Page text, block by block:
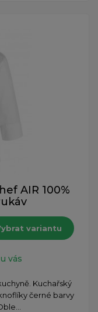
AIR 100%
variantu
vás
Kuchařský
černé barvy